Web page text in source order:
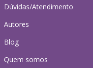
Dúvidas/Atendimento
Autores
Blog
Quem somos